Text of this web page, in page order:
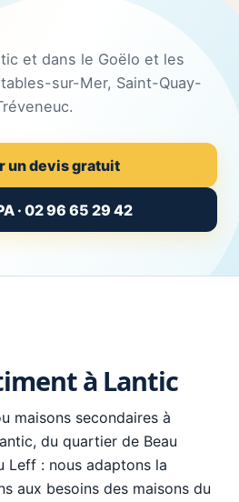
et dans le Goëlo et les
sur-Mer, Saint-Quay-
un devis gratuit
· 02 96 65 29 42
à Lantic
maisons secondaires à
du quartier de Beau
Leff : nous adaptons la
aux besoins des maisons du